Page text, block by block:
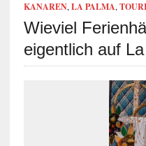
KANAREN,LA PALMA,
Wieviel
eigentlich auf